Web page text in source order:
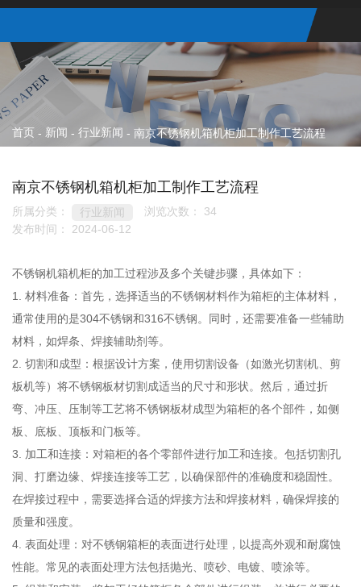
首页 - 新闻 - 行业新闻 - 南京不锈钢机箱机柜加工制作工艺流程
南京不锈钢机箱机柜加工制作工艺流程
所属分类： 行业新闻 浏览次数： 34
发布时间： 2024-06-12
不锈钢机箱机柜的加工过程涉及多个关键步骤，具体如下：
1. 材料准备：首先，选择适当的不锈钢材料作为箱柜的主体材料，
通常使用的是304不锈钢和316不锈钢。同时，还需要准备一些辅助
材料，如焊条、焊接辅助剂等。
2. 切割和成型：根据设计方案，使用切割设备（如激光切割机、剪
板机等）将不锈钢板材切割成适当的尺寸和形状。然后，通过折
弯、冲压、压制等工艺将不锈钢板材成型为箱柜的各个部件，如侧
板、底板、顶板和门板等。
3. 加工和连接：对箱柜的各个零部件进行加工和连接。包括切割孔
洞、打磨边缘、焊接连接等工艺，以确保部件的准确度和稳固性。
在焊接过程中，需要选择合适的焊接方法和焊接材料，确保焊接的
质量和强度。
4. 表面处理：对不锈钢箱柜的表面进行处理，以提高外观和耐腐蚀
性能。常见的表面处理方法包括抛光、喷砂、电镀、喷涂等。